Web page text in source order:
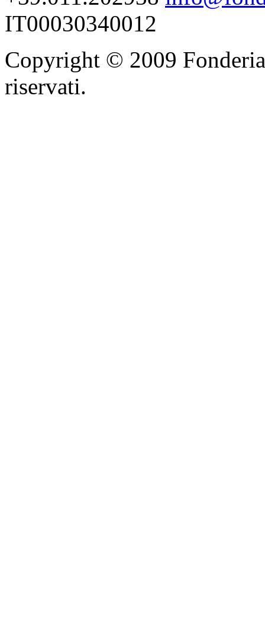
IT00030340012
Copyright © 2009
riservati.